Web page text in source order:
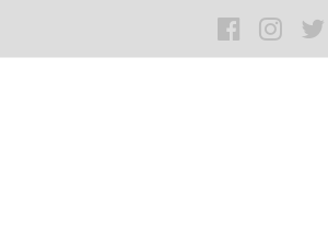
Facebook